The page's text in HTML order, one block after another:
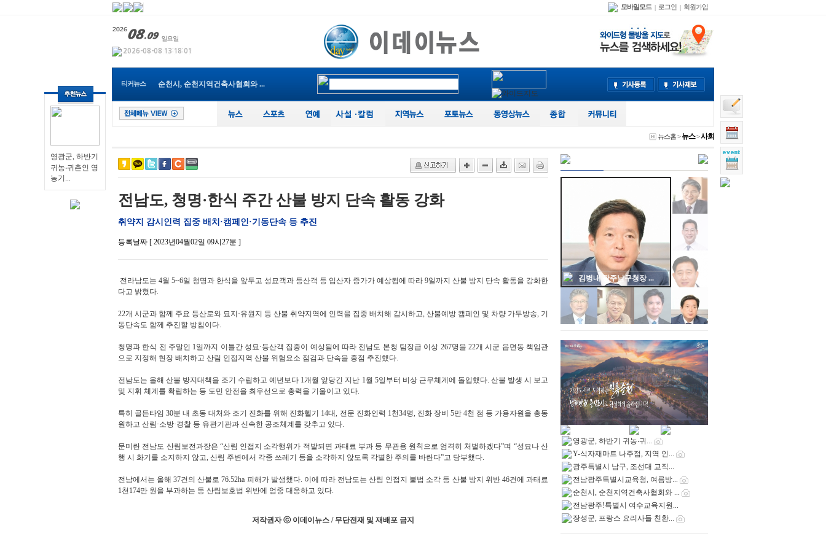
영광군, 하반기
귀농‧귀촌인 영
농기...
모바일모드 로그인 회원가입
티커뉴스
Y-식자재마트 나주점, 지역 인재...
광주특별시 남구, 조선대 교직원...
전남광주!특별시 여수교육지원청...
전남광주특별시, 해남서 국내 최...
장성군 “내년도 외국인 계절근...
영광군, 하반기 귀농‧귀촌...
뉴스홈>뉴스>사회
전남도, 청명·한식 주간 산불 방지 단속 활동 강화
취약지 감시인력 집중 배치·캠페인·기동단속 등 추진
등록날짜 [ 2023년04월02일 09시27분 ]
전라남도는 4월 5~6일 청명과 한식을 앞두고 성묘객과 등산객 등 입산자 증가가 예상됨에 따라 9일까지 산불 방지 단속 활동을 강화한
다고 밝혔다.
22개 시군과 함께 주요 등산로와 묘지·유원지 등 산불 취약지역에 인력을 집중 배치해 감시하고, 산불예방 캠페인 및 차량 가두방송, 기
동단속도 함께 추진할 방침이다.
청명과 한식 전 주말인 1일까지 이틀간 성묘·등산객 집중이 예상됨에 따라 전남도 본청 팀장급 이상 267명을 22개 시군 읍면동 책임관
으로 지정해 현장 배치하고 산림 인접지역 산불 위험요소 점검과 단속을 중점 추진했다.
전남도는 올해 산불 방지대책을 조기 수립하고 예년보다 1개월 앞당긴 지난 1월 5일부터 비상 근무체계에 돌입했다. 산불 발생 시 보고
및 지휘 체계를 확립하는 등 도민 안전을 최우선으로 총력을 기울이고 있다.
특히 골든타임 30분 내 초동 대처와 조기 진화를 위해 진화헬기 14대, 전문 진화인력 1천34명, 진화 장비 5만 4천 점 등 가용자원을 총동
원하고 산림·소방·경찰 등 유관기관과 신속한 공조체계를 갖추고 있다.
문미란 전남도 산림보전과장은 “산림 인접지 소각행위가 적발되면 과태료 부과 등 무관용 원칙으로 엄격히 처벌하겠다”며 “성묘나 산
행 시 화기를 소지하지 않고, 산림 주변에서 각종 쓰레기 등을 소각하지 않도록 각별한 주의를 바란다”고 당부했다.
전남에서는 올해 37건의 산불로 76.52ha 피해가 발생했다. 이에 따라 전남도는 산림 인접지 불법 소각 등 산불 방지 위반 46건에 과태료
1천174만 원을 부과하는 등 산림보호법 위반에 엄중 대응하고 있다.
저작권자 ⓒ 이데이뉴스 / 무단전재 및 재배포 금지
김병내 광주남구청장 ...
영광군, 하반기 귀농‧귀...
Y-식자재마트 나주점, 지역 인...
광주특별시 남구, 조선대 교직...
전남광주특별시교육청, 여름방...
순천시, 순천지역건축사협회와 ...
전남광주!특별시 여수교육지원...
장성군, 프랑스 요리사들 친환...